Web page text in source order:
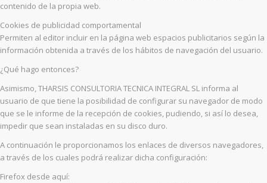
contenido de la propia web.
Cookies de publicidad comportamental
Permiten al editor incluir en la página web espacios publicitarios según la
información obtenida a través de los hábitos de navegación del usuario.
¿Qué hago entonces?
Asimismo, THARSIS CONSULTORIA TECNICA INTEGRAL SL informa al
usuario de que tiene la posibilidad de configurar su navegador de modo
que se le informe de la recepción de cookies, pudiendo, si así lo desea,
impedir que sean instaladas en su disco duro.
A continuación le proporcionamos los enlaces de diversos navegadores,
a través de los cuales podrá realizar dicha configuración:
Firefox desde aquí: